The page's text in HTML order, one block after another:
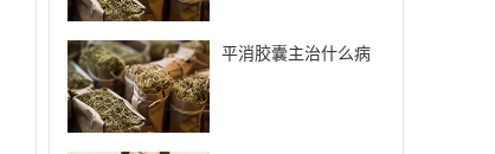
平消胶囊主治什么病